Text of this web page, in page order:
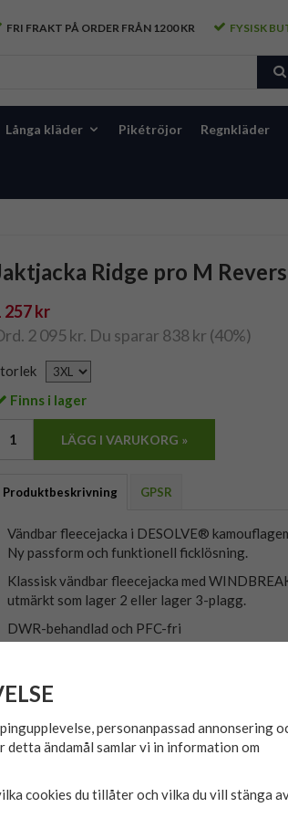
FRI FRAKT PÅ ORDER FRÅN 1200 KR FYSISK
Långa kläder Pikétröjor Regnkläder
Ridge pro M
257 kr
2 095 kr. Du sparar 838 kr (40%)
Finns i lager
LÄGG I VARUKORG »
Produktbeskrivning GPSR
Vändbar fleecejacka i DESOLVE®
Ny passform och funktionell ficklösning.
Klassisk vändbar fleecejacka med
utmärkt som lager 2 eller lager 3-plagg.
DWR-behandlad och PFC-fri
WINDBREAKER®
2 radiofickor
2 framfickor
Justerbar nertill
Förböjda ärmar
Lager 3
personanpassad annonsering
ändamål samlar vi in information om
cookies du tillåter och vilka du vill stänga